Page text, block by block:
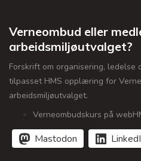
Verneombud eller
arbeidsmiljøutvalget?
Forskrift om organisering, ledelse
tilpasset HMS opplæring for
arbeidsmiljøutvalget.
Verneombudskurs på
Mastodon